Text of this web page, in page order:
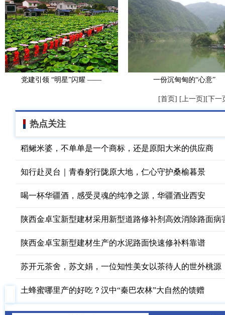
党建引领 “明星”闪耀 —— 一份沉甸甸的“心意”
[首页] [上一页][下一
热点关注
稻鳅米婆，不单单是一个商标，还是原阳大米的供应商
知行赴灵台｜青春躬行陇原大地，仁心守护桑榆暮景
喝一杯华疆酒，感受灵魂的纯净之源，华疆酒业西安
陕西金卓宝新型建材采用新型道路修补剂高效消除路面病
陕西金卓宝新型建材生产的水泥路面快速修补料靠谱
苏开元茶舍，苏文娟，一位知性美女以茶待人的世外桃源
土蜂蜜哪里产的好吃？汉中“秦巴农林”大自然的馈赠